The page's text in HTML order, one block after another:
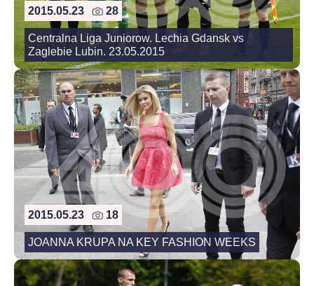
2015.05.23 28
Centralna Liga Juniorow. Lechia Gdansk vs
Zaglebie Lubin. 23.05.2015
2015.05.23 18
JOANNA KRUPA NA KEY FASHION WEEKS